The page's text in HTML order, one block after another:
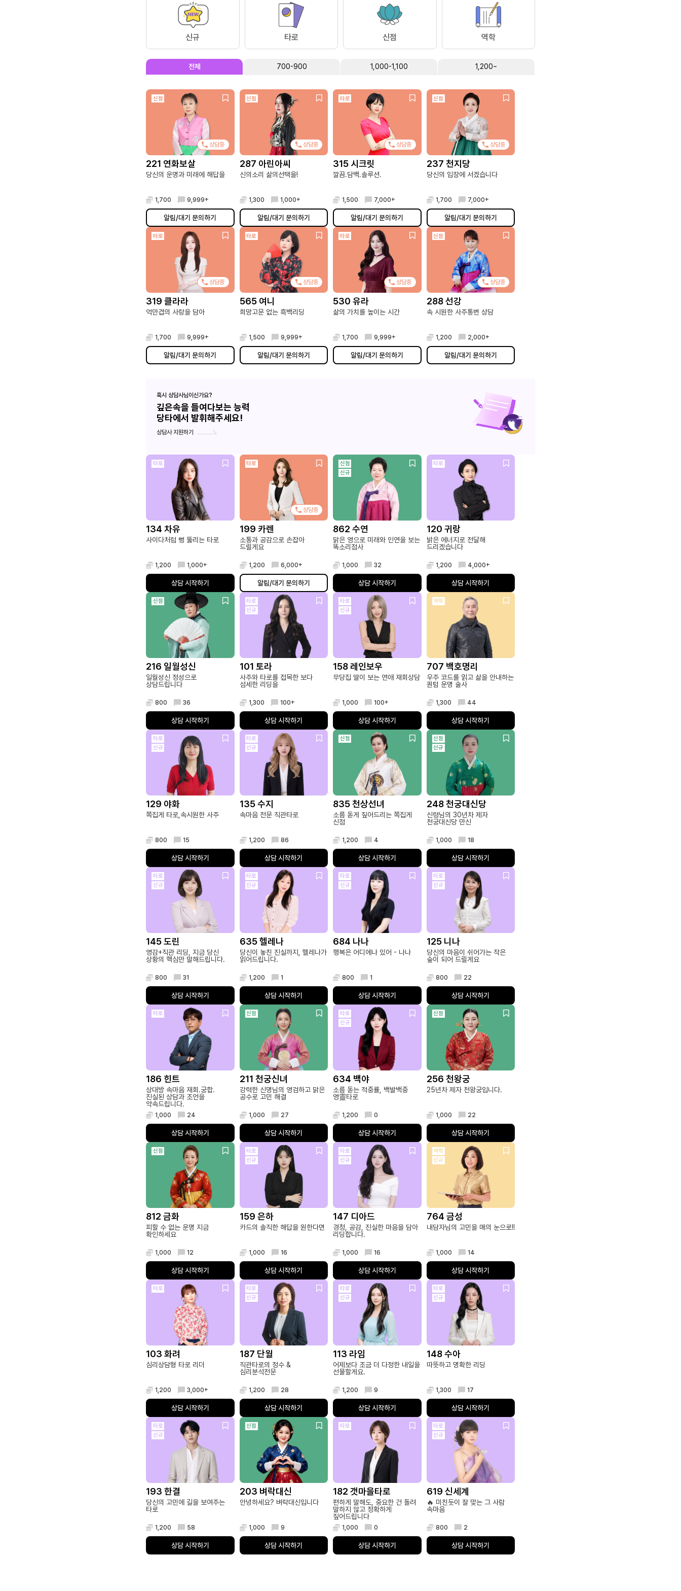
신규 타로 신점 역학
전체 700-900 1,000-1,100 1,200~
신점
상담중
221 연화보살
당신의 운명과 미래에 해답을
1,700 9,999+
알림/대기 문의하기
신점
상담중
287 아린아씨
신의소리 삶의선택을!
1,300 1,000+
알림/대기 문의하기
타로
상담중
315 시크릿
깔끔.담백.솔루션.
1,500 7,000+
알림/대기 문의하기
신점
상담중
237 천지당
당신의 입장에 서겠습니다
1,700 7,000+
알림/대기 문의하기
타로
상담중
319 클라라
억만겹의 사랑을 담아
1,700 9,999+
알림/대기 문의하기
타로
상담중
565 여니
희망고문 없는 흑백리딩
1,500 9,999+
알림/대기 문의하기
타로
상담중
530 유라
삶의 가치를 높이는 시간
1,700 9,999+
알림/대기 문의하기
신점
상담중
288 선강
속 시원한 사주통변 상담
1,200 2,000+
알림/대기 문의하기
혹시 상담사님이신가요?
깊은속을 들여다보는 능력
당타에서 발휘해주세요!
상담사 지원하기
타로
134 차유
사이다처럼 뻥 뚫리는 타로
1,200 1,000+
상담 시작하기
타로
상담중
199 카렌
소통과 공감으로 손잡아
드릴게요
1,200 6,000+
알림/대기 문의하기
신점
신규
862 수연
맑은 영으로 미래와 인연을 보는
똑소리점사
1,000 32
상담 시작하기
타로
120 귀랑
밝은 에너지로 전달해
드리겠습니다
1,200 4,000+
상담 시작하기
신점
216 일월성신
일월성신 정성으로
상담드립니다
800 36
상담 시작하기
타로
신규
101 토라
사주와 타로를 접목한 보다
섬세한 리딩을
1,300 100+
상담 시작하기
타로
신규
158 레인보우
무당집 딸이 보는 연애 재회상담
1,000 100+
상담 시작하기
역학
707 백호명리
우주 코드를 읽고 삶을 안내하는
퀀텀 운명 술사
1,300 44
상담 시작하기
타로
신규
129 야화
쪽집게 타로,속시원한 사주
800 15
상담 시작하기
타로
신규
135 수지
속마음 전문 직관타로
1,200 86
상담 시작하기
신점
835 천상선녀
소름 돋게 짚어드리는 쪽집게
신점
1,200 4
상담 시작하기
신점
신규
248 천궁대신당
신령님의 30년차 제자
천궁대신당 만신
1,000 18
상담 시작하기
타로
신규
145 도린
영감+직관 리딩, 지금 당신
상황의 핵심만 말해드립니다.
800 31
상담 시작하기
타로
신규
635 헬레나
당신이 놓친 진실까지, 헬레나가
읽어드립니다.
1,200 1
상담 시작하기
타로
신규
684 나나
행복은 어디에나 있어 - 나나
800 1
상담 시작하기
타로
신규
125 니나
당신의 마음이 쉬어가는 작은
숲이 되어 드릴게요
800 22
상담 시작하기
타로
186 힌트
상대방 속마음 재회.궁합.
진실된 상담과 조언을
약속드립니다.
1,000 24
상담 시작하기
신점
211 천궁신녀
강력한 신명님의 영검하고 맑은
공수로 고민 해결
1,000 27
상담 시작하기
타로
신규
634 백야
소름 돋는 적중률, 백발백중
영靈타로
1,200 0
상담 시작하기
신점
256 천왕궁
25년차 제자 천왕궁입니다.
1,000 22
상담 시작하기
신점
812 금화
피할 수 없는 운명 지금
확인하세요
1,000 12
상담 시작하기
타로
신규
159 은하
카드의 솔직한 해답을 원한다면
1,000 16
상담 시작하기
타로
신규
147 디아드
경청, 공감, 진실한 마음을 담아
리딩합니다.
1,000 16
상담 시작하기
역학
신규
764 금성
내담자님의 고민을 매의 눈으로!!
1,000 14
상담 시작하기
타로
103 화려
심리상담형 타로 리더
1,200 3,000+
상담 시작하기
타로
신규
187 단월
직관타로의 정수 &
심리분석전문
1,200 28
상담 시작하기
타로
신규
113 라임
어제보다 조금 더 다정한 내일을
선물할게요.
1,200 9
상담 시작하기
타로
신규
148 수아
따뜻하고 명확한 리딩
1,300 17
상담 시작하기
타로
신규
193 한결
당신의 고민에 길을 보여주는
타로
1,200 58
상담 시작하기
신점
203 벼락대신
안녕하세요? 벼락대신입니다
1,000 9
상담 시작하기
타로
182 갯마을타로
편하게 말해도, 중요한 건 돌려
말하지 않고 정확하게
짚어드립니다
1,000 0
상담 시작하기
타로
신규
619 신세계
🔥 미친듯이 잘 맞는 그 사람
속마음
800 2
상담 시작하기